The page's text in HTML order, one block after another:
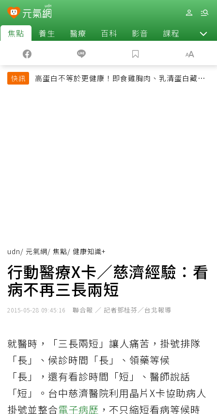
焦點 養生 醫療 百科 影音 課程 退休
快訊
高蛋白不等於更健康！即食雞胸肉、乳清蛋白藏陷
udn/ 元氣網/ 焦點/ 健康知識+
行動醫療X卡／慈濟經驗：看
病不再三長兩短
2015-05-28 09:45:16 聯合報 ／ 記者鄧桂芬／台北報導
就醫時，「三長兩短」讓人痛苦，掛號排隊
「長」、候診時間「長」、領藥等候
「長」，還有看診時間「短」、醫師說話
「短」。台中慈濟醫院利用晶片X卡協助病人
掛號並整合電子病歷 ，不只縮短看病等候時